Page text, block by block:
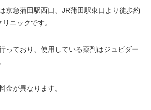
京急蒲田駅西口、JR蒲田駅東口より徒歩約
ニックです。
っており、使用している薬剤はジュビダー
金が異なります。